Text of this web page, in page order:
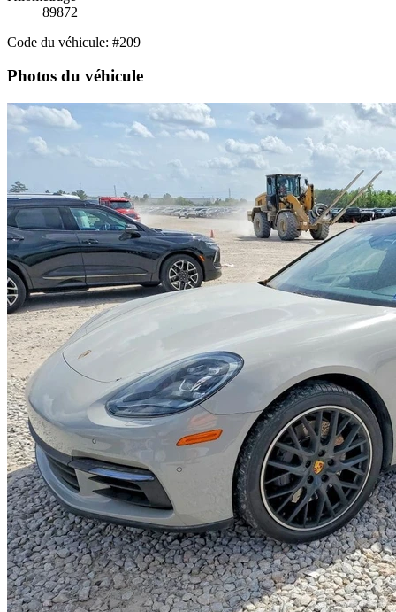
89872
Code du véhicule: #209
Photos du véhicule